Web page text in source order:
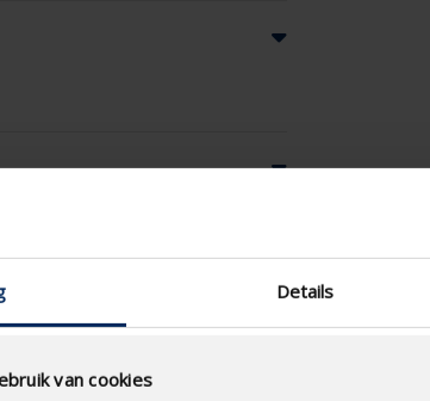
Details
van cookies